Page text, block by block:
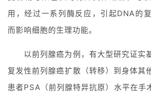
用，经过一系列酶反应，引起DNA的
而影响细胞的生理功能。
以前列腺癌为例，有大型研究证实
复发性前列腺癌扩散（转移）到身体其
患者PSA（前列腺特异抗原）水平在手